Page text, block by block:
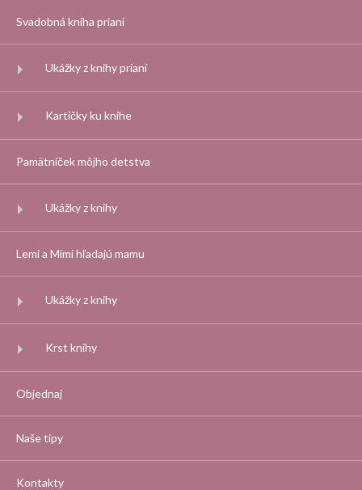
Svadobná kniha prianí
Ukážky z knihy prianí
Kartičky ku knihe
Pamätníček môjho detstva
Ukážky z knihy
Lemi a Mimi hľadajú mamu
Ukážky z knihy
Krst knihy
Objednaj
Naše tipy
Kontakty